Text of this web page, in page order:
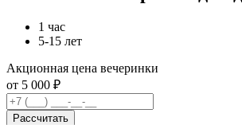
1 час
5-15 лет
Акционная цена вечеринки
от 5 000 ₽
Рассчитать